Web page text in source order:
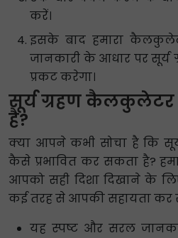
करें।
इसके बाद हमारा
जानकारी के आधार पर सूर्य
प्रकट करेगा।
सूर्य ग्रहण
है?
क्या आपने कभी सोचा है कि
कैसे प्रभावित कर सकता है?
आपको सही दिशा दिखाने के
कई तरह से आपकी सहायता कर
यह स्पष्ट और सरल